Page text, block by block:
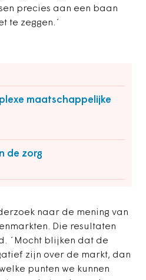
precies aan een baan
te zeggen.´
maatschappelijke
de zorg
naar de mening van
Die resultaten
´Mocht blijken dat de
zijn over de markt, dan
punten we kunnen